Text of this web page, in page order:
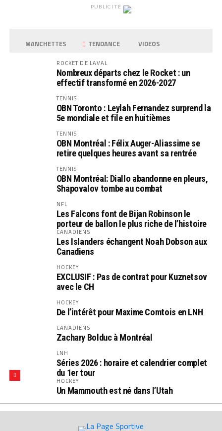
PUBLICITÉ
MANCHETTES TENDANCE VIDEOS
ROCKET DE LAVAL
Nombreux départs chez le Rocket : un
effectif transformé en 2026-2027
TENNIS
OBN Toronto : Leylah Fernandez surprend la
5e mondiale et file en huitièmes
TENNIS
OBN Montréal : Félix Auger-Aliassime se
retire quelques heures avant sa rentrée
TENNIS
OBN Montréal: Diallo abandonne en pleurs,
Shapovalov tombe au combat
NFL
Les Falcons font de Bijan Robinson le
porteur de ballon le plus riche de l’histoire
CANADIENS
Les Islanders échangent Noah Dobson aux
Canadiens
HOCKEY
EXCLUSIF : Pas de contrat pour Kuznetsov
avec le CH
HOCKEY
De l’intérêt pour Maxime Comtois en LNH
CANADIENS
Zachary Bolduc à Montréal
LNH
Séries 2026 : horaire et calendrier complet
du 1er tour
HOCKEY
Un Mammouth est né dans l’Utah